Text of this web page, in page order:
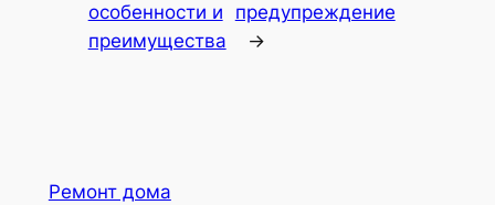
особенности и
преимущества
предупреждение
→
Ремонт дома